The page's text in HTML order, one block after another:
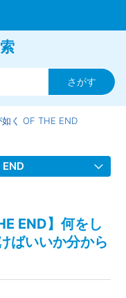
如く OF THE END
時、キャラボイスが
たらいいか、どこへ
END】何をし
ばいいか分から